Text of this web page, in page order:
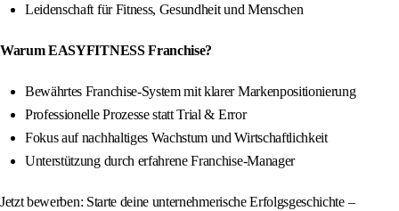
Leidenschaft für Fitness, Gesundheit und Menschen
Warum EASYFITNESS Franchise?
Bewährtes Franchise-System mit klarer Markenpositionierung
Professionelle Prozesse statt Trial & Error
Fokus auf nachhaltiges Wachstum und Wirtschaftlichkeit
Unterstützung durch erfahrene Franchise-Manager
Jetzt bewerben: Starte deine unternehmerische Erfolgsgeschichte –